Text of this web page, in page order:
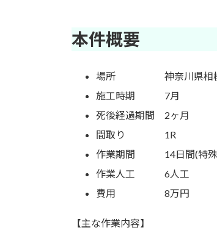
本件概要
場所 神奈川県相模
施工時期 7月
死後経過期間 2ヶ月
間取り 1R
作業期間 14日間(特殊
作業人工 6人工
費用 8万円
【主な作業内容】